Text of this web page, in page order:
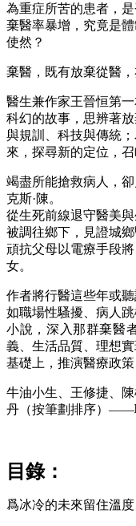
為重症所苦的患者，
棄醫率暴增，究竟是
使然？
棄醫，既有放棄從醫
醫生兼作家王晉恒第
科幻的故事，思辨著
與規訓、科技與傳統
來，探尋新的定位，
竭盡所能搶救病人，
克斯·陳。
從生死前線退守醫美
被調往鄉下，見證城鄉
頑抗父母以電療手段
女。
作者將行醫這些年或
如職場性騷擾、病人
小說，深入那群棄醫
義、生活品質、理想
基礎上，推演醫療政
牛油小生、王修捷、
丹（按筆劃排序）——
目錄：
爲冰冷的未來留住溫